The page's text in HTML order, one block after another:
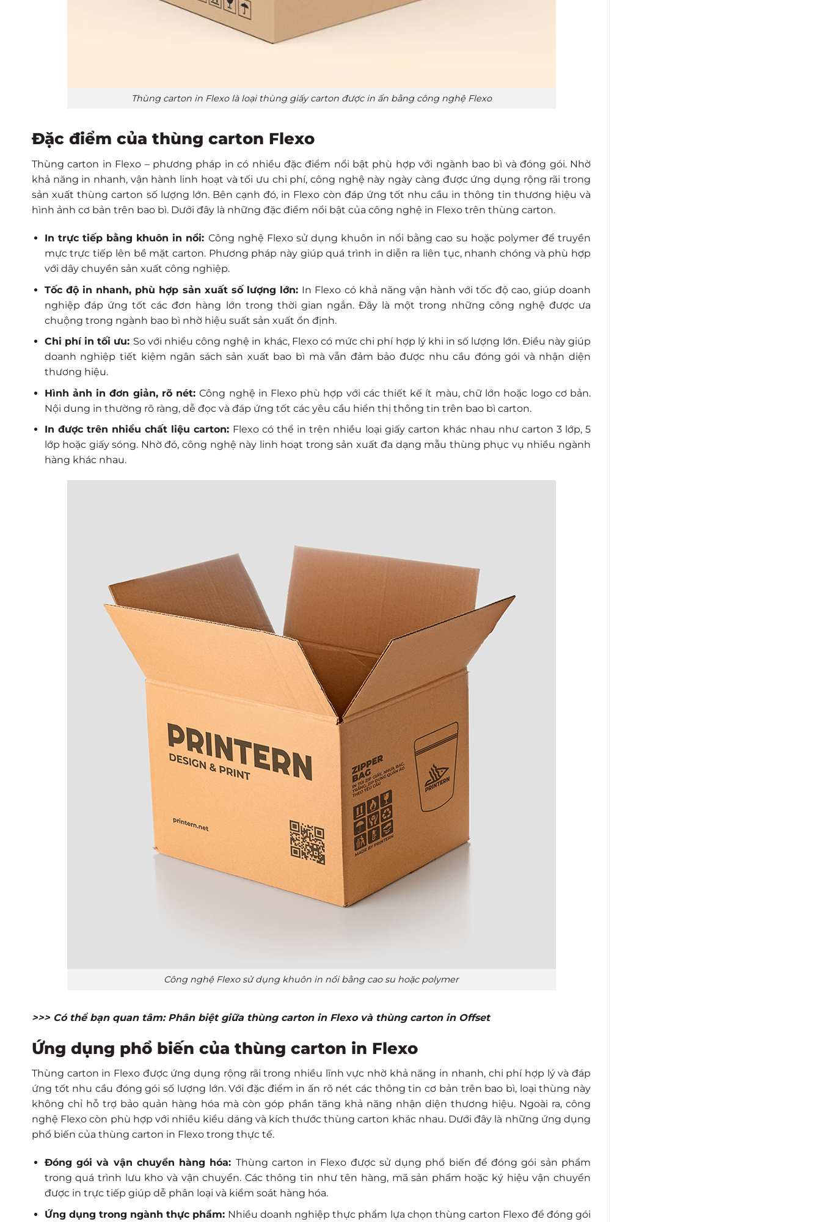
Thùng carton in Flexo là loại thùng giấy carton được in ấn bằng công nghệ Flexo
Đặc điểm của thùng carton Flexo
Thùng carton in Flexo – phương pháp in có nhiều đặc điểm nổi bật phù hợp với ngành bao bì và đóng gói. Nhờ
khả năng in nhanh, vận hành linh hoạt và tối ưu chi phí, công nghệ này ngày càng được ứng dụng rộng rãi trong
sản xuất thùng carton số lượng lớn. Bên cạnh đó, in Flexo còn đáp ứng tốt nhu cầu in thông tin thương hiệu và
hình ảnh cơ bản trên bao bì. Dưới đây là những đặc điểm nổi bật của công nghệ in Flexo trên thùng carton.
In trực tiếp bằng khuôn in nổi: Công nghệ Flexo sử dụng khuôn in nổi bằng cao su hoặc polymer để truyền
mực trực tiếp lên bề mặt carton. Phương pháp này giúp quá trình in diễn ra liên tục, nhanh chóng và phù hợp
với dây chuyền sản xuất công nghiệp.
Tốc độ in nhanh, phù hợp sản xuất số lượng lớn: In Flexo có khả năng vận hành với tốc độ cao, giúp doanh
nghiệp đáp ứng tốt các đơn hàng lớn trong thời gian ngắn. Đây là một trong những công nghệ được ưa
chuộng trong ngành bao bì nhờ hiệu suất sản xuất ổn định.
Chi phí in tối ưu: So với nhiều công nghệ in khác, Flexo có mức chi phí hợp lý khi in số lượng lớn. Điều này giúp
doanh nghiệp tiết kiệm ngân sách sản xuất bao bì mà vẫn đảm bảo được nhu cầu đóng gói và nhận diện
thương hiệu.
Hình ảnh in đơn giản, rõ nét:Công nghệ in Flexo phù hợp với các thiết kế ít màu, chữ lớn hoặc logo cơ bản.
Nội dung in thường rõ ràng, dễ đọc và đáp ứng tốt các yêu cầu hiển thị thông tin trên bao bì carton.
In được trên nhiều chất liệu carton: Flexo có thể in trên nhiều loại giấy carton khác nhau như carton 3 lớp, 5
lớp hoặc giấy sóng. Nhờ đó, công nghệ này linh hoạt trong sản xuất đa dạng mẫu thùng phục vụ nhiều ngành
hàng khác nhau.
Công nghệ Flexo sử dụng khuôn in nổi bằng cao su hoặc polymer
>>> Có thể bạn quan tâm: Phân biệt giữa thùng carton in Flexo và thùng carton in Offset
Ứng dụng phổ biến của thùng carton in Flexo
Thùng carton in Flexo được ứng dụng rộng rãi trong nhiều lĩnh vực nhờ khả năng in nhanh, chi phí hợp lý và đáp
ứng tốt nhu cầu đóng gói số lượng lớn. Với đặc điểm in ấn rõ nét các thông tin cơ bản trên bao bì, loại thùng này
không chỉ hỗ trợ bảo quản hàng hóa mà còn góp phần tăng khả năng nhận diện thương hiệu. Ngoài ra, công
nghệ Flexo còn phù hợp với nhiều kiểu dáng và kích thước thùng carton khác nhau. Dưới đây là những ứng dụng
phổ biến của thùng carton in Flexo trong thực tế.
Đóng gói và vận chuyển hàng hóa: Thùng carton in Flexo được sử dụng phổ biến để đóng gói sản phẩm
trong quá trình lưu kho và vận chuyển. Các thông tin như tên hàng, mã sản phẩm hoặc ký hiệu vận chuyển
được in trực tiếp giúp dễ phân loại và kiểm soát hàng hóa.
Ứng dụng trong ngành thực phẩm: Nhiều doanh nghiệp thực phẩm lựa chọn thùng carton Flexo để đóng gói